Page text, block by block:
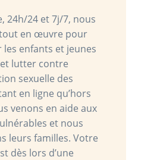
24h/24 et 7j/7, nous
en œuvre pour
enfants et jeunes
lutter contre
sexuelle des
en ligne qu’hors
venons en aide aux
et nous
leurs familles. Votre
dès lors d’une